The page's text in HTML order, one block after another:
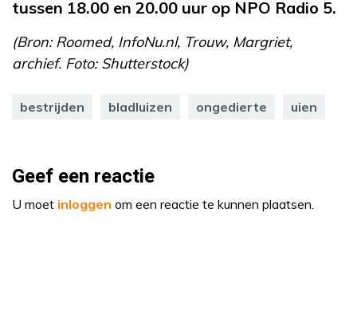
tussen 18.00 en 20.00 uur op NPO Radio 5.
(Bron: Roomed, InfoNu.nl, Trouw, Margriet,
archief. Foto: Shutterstock)
bestrijden bladluizen ongedierte uien
Geef een reactie
U moet inloggen om een reactie te kunnen plaatsen.